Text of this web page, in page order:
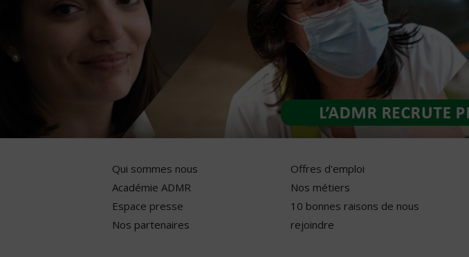
Qui sommes nous
Académie ADMR
Espace presse
Nos partenaires
Offres d'emploi
Nos métiers
10 bonnes raisons de nous
rejoindre